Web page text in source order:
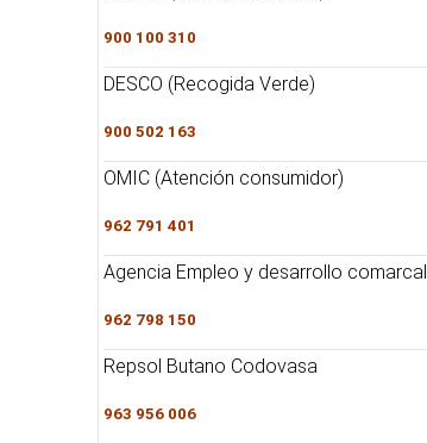
900 100 310
DESCO (Recogida Verde)
900 502 163
OMIC (Atención consumidor)
962 791 401
Agencia Empleo y desarrollo comarcal
962 798 150
Repsol Butano Codovasa
963 956 006